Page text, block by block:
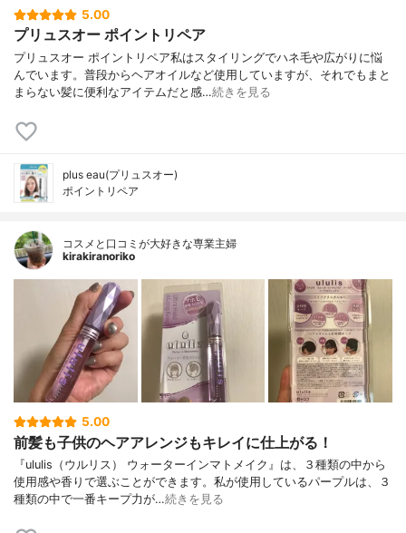
5.00
プリュスオー ポイントリペア
プリュスオー ポイントリペア私はスタイリングでハネ毛や広がりに悩
んでいます。普段からヘアオイルなど使用していますが、それでもまと
まらない髪に便利なアイテムだと感…続きを見る
plus eau(プリュスオー)
ポイントリペア
コスメと口コミが大好きな専業主婦
kirakiranoriko
5.00
前髪も子供のヘアアレンジもキレイに仕上がる！
『ululis（ウルリス） ウォーターインマトメイク』は、３種類の中から
使用感や香りで選ぶことができます。私が使用しているパープルは、３
種類の中で一番キープ力が…続きを見る